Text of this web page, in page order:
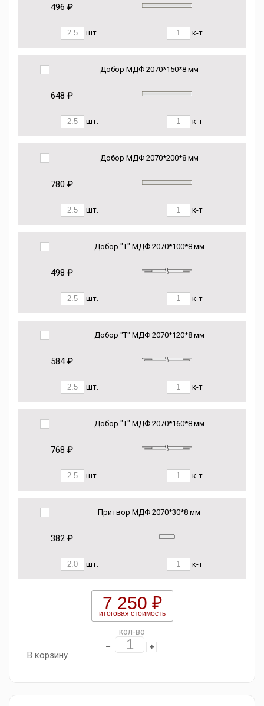
496 ₽
шт. к-т
Добор МДФ 2070*150*8 мм
648 ₽
шт. к-т
Добор МДФ 2070*200*8 мм
780 ₽
шт. к-т
Добор "Т" МДФ 2070*100*8 мм
498 ₽
шт. к-т
Добор "Т" МДФ 2070*120*8 мм
584 ₽
шт. к-т
Добор "Т" МДФ 2070*160*8 мм
768 ₽
шт. к-т
Притвор МДФ 2070*30*8 мм
382 ₽
шт. к-т
7 250 ₽
итоговая стоимость
кол-во
В корзину